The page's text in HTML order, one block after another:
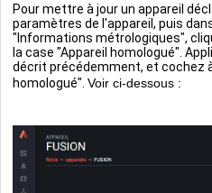
Pour mettre à jour un appareil
paramètres de l'appareil, puis
"Informations métrologiques",
la case "Appareil homologué".
décrit précédemment, et cochez
homologué". Voir ci-dessous :